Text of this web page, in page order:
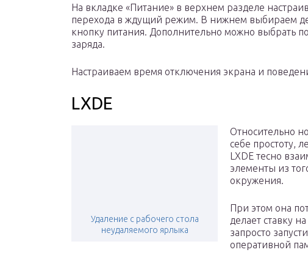
На вкладке «Питание» в верхнем разделе
перехода в ждущий режим. В нижнем выбираем
кнопку питания. Дополнительно можно выбрать
заряда.
Настраиваем время отключения экрана и
LXDE
Удаление с рабочего стола
неудаляемого ярлыка
Относительно
себе простоту,
LXDE тесно
элементы из
окружения.
При этом она
делает ставку
запросто
оперативной